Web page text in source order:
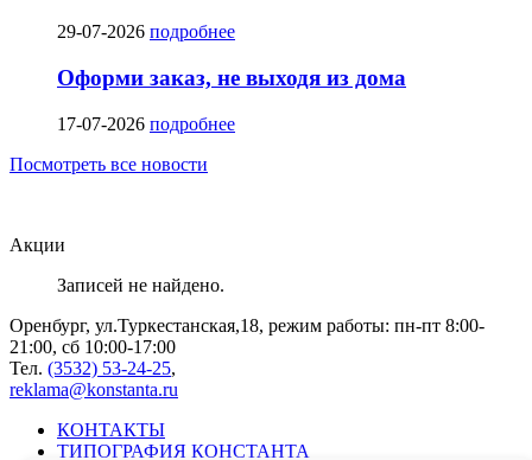
29-07-2026 подробнее
Оформи заказ, не выходя из дома
17-07-2026 подробнее
Посмотреть все новости
Акции
Записей не найдено.
Оренбург, ул.Туркестанская,18, режим работы: пн-пт 8:00-
21:00, сб 10:00-17:00
Тел. (3532) 53-24-25,
reklama@konstanta.ru
КОНТАКТЫ
ТИПОГРАФИЯ КОНСТАНТА